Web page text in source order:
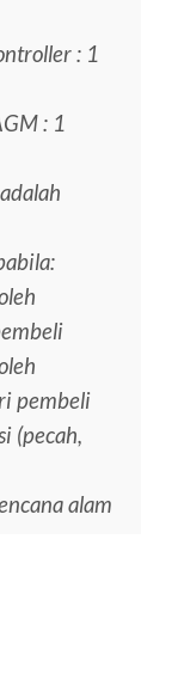
: 1
: 1
pembeli
(pecah,
alam